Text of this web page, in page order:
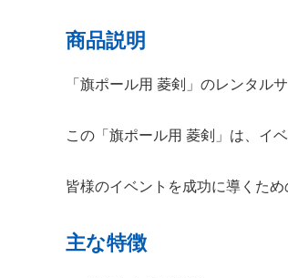
商品説明
「旗ポール用 菱剣」のレンタル
この「旗ポール用 菱剣」は、イ
皆様のイベントを成功に導くた
主な特徴